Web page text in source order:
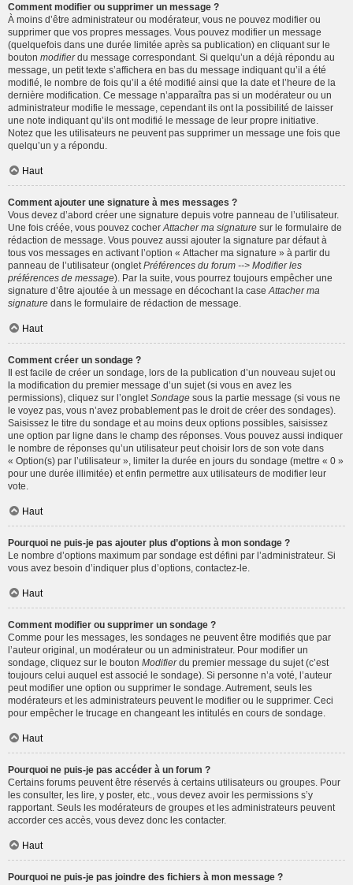
Comment modifier ou supprimer un message ?
À moins d’être administrateur ou modérateur, vous ne pouvez modifier ou
supprimer que vos propres messages. Vous pouvez modifier un message
(quelquefois dans une durée limitée après sa publication) en cliquant sur le
bouton modifierdu message correspondant. Si quelqu’un a déjà répondu au
message, un petit texte s’affichera en bas du message indiquant qu’il a été
modifié, le nombre de fois qu’il a été modifié ainsi que la date et l’heure de la
dernière modification. Ce message n’apparaîtra pas si un modérateur ou un
administrateur modifie le message, cependant ils ont la possibilité de laisser
une note indiquant qu’ils ont modifié le message de leur propre initiative.
Notez que les utilisateurs ne peuvent pas supprimer un message une fois que
quelqu’un y a répondu.
Haut
Comment ajouter une signature à mes messages ?
Vous devez d’abord créer une signature depuis votre panneau de l’utilisateur.
Une fois créée, vous pouvez cocher Attacher ma signature sur le formulaire de
rédaction de message. Vous pouvez aussi ajouter la signature par défaut à
tous vos messages en activant l’option « Attacher ma signature » à partir du
panneau de l’utilisateur (onglet Préférences du forum --> Modifier les
préférences de message). Par la suite, vous pourrez toujours empêcher une
signature d’être ajoutée à un message en décochant la case Attacher ma
signature dans le formulaire de rédaction de message.
Haut
Comment créer un sondage ?
Il est facile de créer un sondage, lors de la publication d’un nouveau sujet ou
la modification du premier message d’un sujet (si vous en avez les
permissions), cliquez sur l’onglet Sondage sous la partie message (si vous ne
le voyez pas, vous n’avez probablement pas le droit de créer des sondages).
Saisissez le titre du sondage et au moins deux options possibles, saisissez
une option par ligne dans le champ des réponses. Vous pouvez aussi indiquer
le nombre de réponses qu’un utilisateur peut choisir lors de son vote dans
« Option(s) par l’utilisateur », limiter la durée en jours du sondage (mettre « 0 »
pour une durée illimitée) et enfin permettre aux utilisateurs de modifier leur
vote.
Haut
Pourquoi ne puis-je pas ajouter plus d’options à mon sondage ?
Le nombre d’options maximum par sondage est défini par l’administrateur. Si
vous avez besoin d’indiquer plus d’options, contactez-le.
Haut
Comment modifier ou supprimer un sondage ?
Comme pour les messages, les sondages ne peuvent être modifiés que par
l’auteur original, un modérateur ou un administrateur. Pour modifier un
sondage, cliquez sur le bouton Modifierdu premier message du sujet (c’est
toujours celui auquel est associé le sondage). Si personne n’a voté, l’auteur
peut modifier une option ou supprimer le sondage. Autrement, seuls les
modérateurs et les administrateurs peuvent le modifier ou le supprimer. Ceci
pour empêcher le trucage en changeant les intitulés en cours de sondage.
Haut
Pourquoi ne puis-je pas accéder à un forum ?
Certains forums peuvent être réservés à certains utilisateurs ou groupes. Pour
les consulter, les lire, y poster, etc., vous devez avoir les permissions s’y
rapportant. Seuls les modérateurs de groupes et les administrateurs peuvent
accorder ces accès, vous devez donc les contacter.
Haut
Pourquoi ne puis-je pas joindre des fichiers à mon message ?